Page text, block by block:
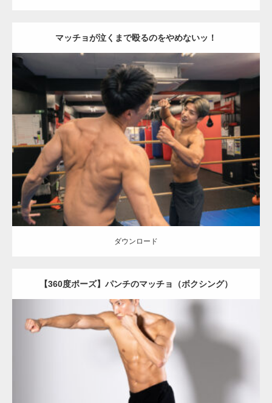
マッチョが泣くまで殴るのをやめないッ！
Update: 2023.06.3
Category:ボクシングのマッチョ オレンジの人 AKIHITO(細マッチョ)
外資系筋肉
闘うマッチョ 高田馬場（東京）
ダウンロード
ダウンロード
【360度ポーズ】パンチのマッチョ（ボクシング）
Update:2023.06.11
360度のマッチョ with POSEMANIACS
AKIHITO(細マッチョ) 背中 腹筋 闘うマッチョ